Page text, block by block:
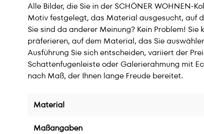
Alle Bilder, die Sie in der SCHÖNER
Motiv festgelegt, das Material ausgesucht, auf
Sie sind da anderer Meinung? Kein Problem!
präferieren, auf dem Material, das Sie
Ausführung Sie sich entscheiden, variiert der
Schattenfugenleiste oder Galerierahmung mit
nach Maß, der Ihnen lange Freude bereitet.
Material
Maßangaben